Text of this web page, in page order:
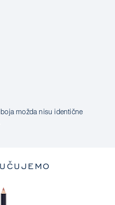
možda nisu identične